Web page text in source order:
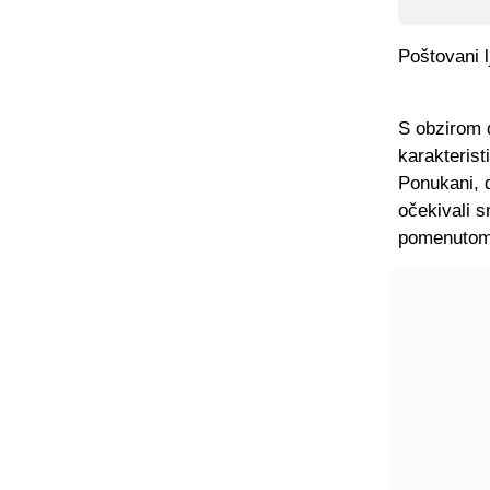
Poštovani
S obzirom
Ponukani,
očekivali